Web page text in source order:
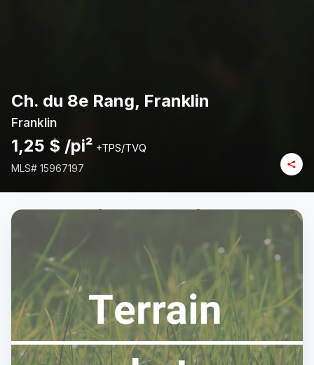
Ch. du 8e Rang, Franklin
Franklin
1,25 $ /pi² +TPS/TVQ
MLS# 15967197